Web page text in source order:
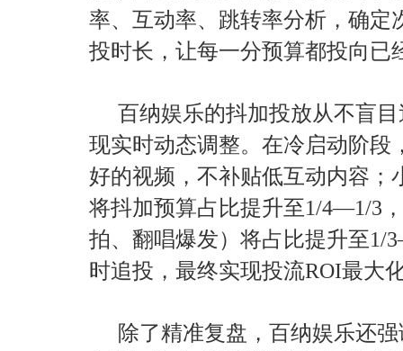
率、互动率、跳转率分析，确定
投时长，让每一分预算都投向已
百纳娱乐的抖加投放从不盲
现实时动态调整。在冷启动阶段
好的视频，不补贴低互动内容；
将抖加预算占比提升至1/4—1/3
拍、翻唱爆发）将占比提升至1/
时追投，最终实现投流ROI最大
除了精准复盘，百纳娱乐还